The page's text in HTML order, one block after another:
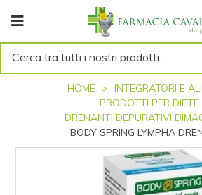
Cerca tra tutti i nostri prodotti...
HOME
INTEGRATORI E
PRODOTTI PER DIETE
DRENANTI DEPURATIVI
BODY SPRING LYMPHA